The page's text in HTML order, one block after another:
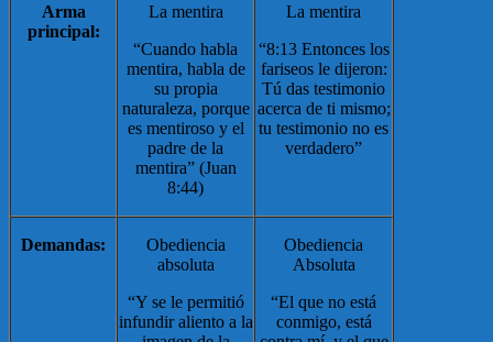
Arma
principal:
La mentira
“Cuando habla
mentira, habla de
su propia
naturaleza, porque
es mentiroso y el
padre de la
mentira” (Juan
8:44)
La mentira
“8:13 Entonces los
fariseos le dijeron:
Tú das testimonio
acerca de ti mismo;
tu testimonio no es
verdadero”
Demandas:
Obediencia
absoluta
“Y se le permitió
infundir aliento a la
Obediencia
Absoluta
“El que no está
conmigo, está